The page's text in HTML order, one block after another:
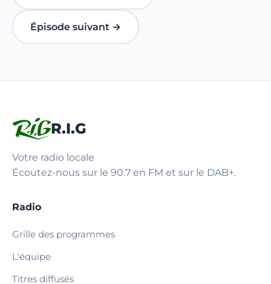
Épisode suivant →
R.I.G
Votre radio locale
Écoutez-nous sur le 90.7 en FM et sur le DAB+.
Radio
Grille des programmes
L'équipe
Titres diffusés